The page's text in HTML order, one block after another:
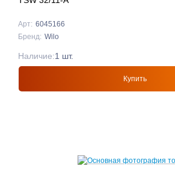
Арт: 6045166
Бренд: Wilo
Купить
Наличие:1 шт.